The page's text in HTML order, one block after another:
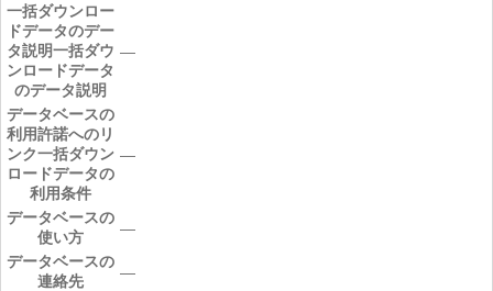
一括ダウンロー
ドデータのデー
タ説明一括ダウ
ンロードデータ
のデータ説明
―
データベースの
利用許諾へのリ
ンク一括ダウン
ロードデータの
利用条件
―
データベースの
使い方
―
データベースの
連絡先
―